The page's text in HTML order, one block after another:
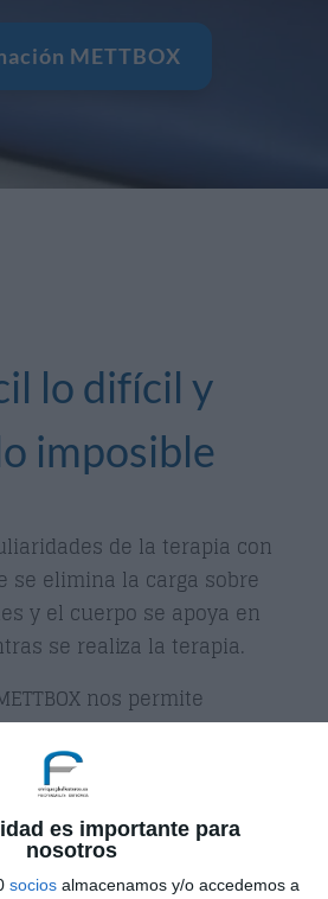
es importante para
nosotros
socios almacenamos y/o accedemos a
METTBOX
lo difícil y
imposible
de la terapia con
se elimina la carga sobre
y el cuerpo se apoya en
se realiza la terapia.
nos permite
de una manera
el movimiento cuando
puede realizar. También
método para estabilizar las